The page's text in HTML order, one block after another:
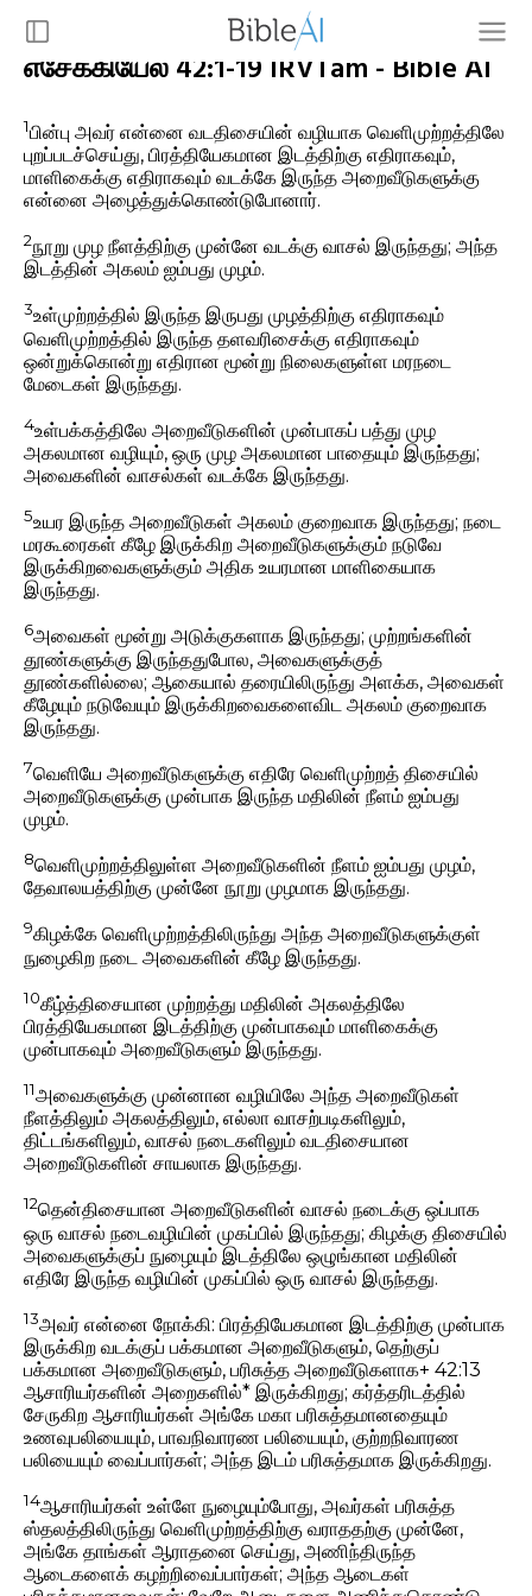
எசேக்கியேல் 42:1-19 IRVTam - Bible AI
1பின்பு அவர் என்னை வடதிசையின் வழியாக வெளிமுற்றத்திலே
புறப்படச்செய்து, பிரத்தியேகமான இடத்திற்கு எதிராகவும்,
மாளிகைக்கு எதிராகவும் வடக்கே இருந்த அறைவீடுகளுக்கு
என்னை அழைத்துக்கொண்டுபோனார்.
2நூறு முழ நீளத்திற்கு முன்னே வடக்கு வாசல் இருந்தது; அந்த
இடத்தின் அகலம் ஐம்பது முழம்.
3உள்முற்றத்தில் இருந்த இருபது முழத்திற்கு எதிராகவும்
வெளிமுற்றத்தில் இருந்த தளவரிசைக்கு எதிராகவும்
ஒன்றுக்கொன்று எதிரான மூன்று நிலைகளுள்ள மரநடை
மேடைகள் இருந்தது.
4உள்பக்கத்திலே அறைவீடுகளின் முன்பாகப் பத்து முழ
அகலமான வழியும், ஒரு முழ அகலமான பாதையும் இருந்தது;
அவைகளின் வாசல்கள் வடக்கே இருந்தது.
5உயர இருந்த அறைவீடுகள் அகலம் குறைவாக இருந்தது; நடை
மரகூரைகள் கீழே இருக்கிற அறைவீடுகளுக்கும் நடுவே
இருக்கிறவைகளுக்கும் அதிக உயரமான மாளிகையாக
இருந்தது.
6அவைகள் மூன்று அடுக்குகளாக இருந்தது; முற்றங்களின்
தூண்களுக்கு இருந்ததுபோல, அவைகளுக்குத்
தூண்களில்லை; ஆகையால் தரையிலிருந்து அளக்க, அவைகள்
கீழேயும் நடுவேயும் இருக்கிறவைகளைவிட அகலம் குறைவாக
இருந்தது.
7வெளியே அறைவீடுகளுக்கு எதிரே வெளிமுற்றத் திசையில்
அறைவீடுகளுக்கு முன்பாக இருந்த மதிலின் நீளம் ஐம்பது
முழம்.
8வெளிமுற்றத்திலுள்ள அறைவீடுகளின் நீளம் ஐம்பது முழம்,
தேவாலயத்திற்கு முன்னே நூறு முழமாக இருந்தது.
9கிழக்கே வெளிமுற்றத்திலிருந்து அந்த அறைவீடுகளுக்குள்
நுழைகிற நடை அவைகளின் கீழே இருந்தது.
10கீழ்த்திசையான முற்றத்து மதிலின் அகலத்திலே
பிரத்தியேகமான இடத்திற்கு முன்பாகவும் மாளிகைக்கு
முன்பாகவும் அறைவீடுகளும் இருந்தது.
11அவைகளுக்கு முன்னான வழியிலே அந்த அறைவீடுகள்
நீளத்திலும் அகலத்திலும், எல்லா வாசற்படிகளிலும்,
திட்டங்களிலும், வாசல் நடைகளிலும் வடதிசையான
அறைவீடுகளின் சாயலாக இருந்தது.
12தென்திசையான அறைவீடுகளின் வாசல் நடைக்கு ஒப்பாக
ஒரு வாசல் நடைவழியின் முகப்பில் இருந்தது; கிழக்கு திசையில்
அவைகளுக்குப் நுழையும் இடத்திலே ஒழுங்கான மதிலின்
எதிரே இருந்த வழியின் முகப்பில் ஒரு வாசல் இருந்தது.
13அவர் என்னை நோக்கி: பிரத்தியேகமான இடத்திற்கு முன்பாக
இருக்கிற வடக்குப் பக்கமான அறைவீடுகளும், தெற்குப்
பக்கமான அறைவீடுகளும், பரிசுத்த அறைவீடுகளாக+ 42:13
ஆசாரியர்களின் அறைகளில்* இருக்கிறது; கர்த்தரிடத்தில்
சேருகிற ஆசாரியர்கள் அங்கே மகா பரிசுத்தமானதையும்
உணவுபலியையும், பாவநிவாரண பலியையும், குற்றநிவாரண
பலியையும் வைப்பார்கள்; அந்த இடம் பரிசுத்தமாக இருக்கிறது.
14ஆசாரியர்கள் உள்ளே நுழையும்போது, அவர்கள் பரிசுத்த
ஸ்தலத்திலிருந்து வெளிமுற்றத்திற்கு வராததற்கு முன்னே,
அங்கே தாங்கள் ஆராதனை செய்து, அணிந்திருந்த
ஆடைகளைக் கழற்றிவைப்பார்கள்; அந்த ஆடைகள்